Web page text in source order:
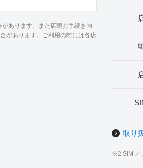
あります。また店頭お手続き内
があります。ご利用の際には各店
取り
※2 SIMフ